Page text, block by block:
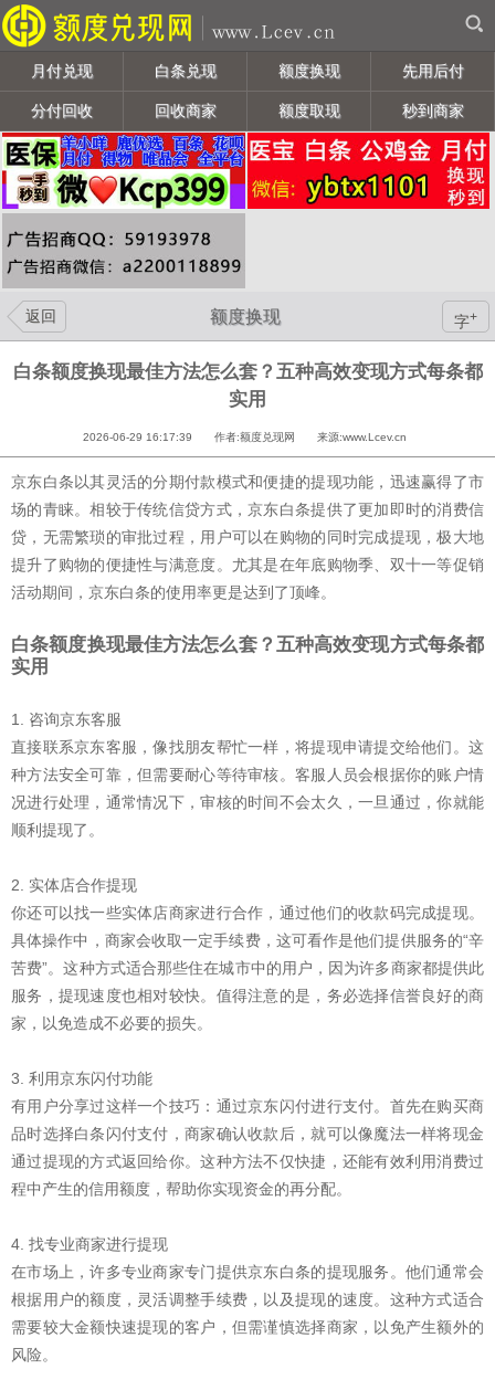
月付兑现 白条兑现 额度换现 先用后付
分付回收 回收商家 额度取现 秒到商家
返回 额度换现 字+
白条额度换现最佳方法怎么套？五种高效变现方式每条都
实用
2026-06-29 16:17:39 作者:额度兑现网 来源:www.Lcev.cn
京东白条以其灵活的分期付款模式和便捷的提现功能，迅速赢得了市
场的青睐。相较于传统信贷方式，京东白条提供了更加即时的消费信
贷，无需繁琐的审批过程，用户可以在购物的同时完成提现，极大地
提升了购物的便捷性与满意度。尤其是在年底购物季、双十一等促销
活动期间，京东白条的使用率更是达到了顶峰。
白条额度换现最佳方法怎么套？五种高效变现方式每条都
实用
1. 咨询京东客服
直接联系京东客服，像找朋友帮忙一样，将提现申请提交给他们。这
种方法安全可靠，但需要耐心等待审核。客服人员会根据你的账户情
况进行处理，通常情况下，审核的时间不会太久，一旦通过，你就能
顺利提现了。
2. 实体店合作提现
你还可以找一些实体店商家进行合作，通过他们的收款码完成提现。
具体操作中，商家会收取一定手续费，这可看作是他们提供服务的“辛
苦费”。这种方式适合那些住在城市中的用户，因为许多商家都提供此
服务，提现速度也相对较快。值得注意的是，务必选择信誉良好的商
家，以免造成不必要的损失。
3. 利用京东闪付功能
有用户分享过这样一个技巧：通过京东闪付进行支付。首先在购买商
品时选择白条闪付支付，商家确认收款后，就可以像魔法一样将现金
通过提现的方式返回给你。这种方法不仅快捷，还能有效利用消费过
程中产生的信用额度，帮助你实现资金的再分配。
4. 找专业商家进行提现
在市场上，许多专业商家专门提供京东白条的提现服务。他们通常会
根据用户的额度，灵活调整手续费，以及提现的速度。这种方式适合
需要较大金额快速提现的客户，但需谨慎选择商家，以免产生额外的
风险。